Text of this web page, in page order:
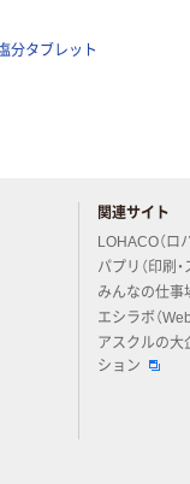
分タブレット
関連サイト
LOHACO（ロ
パプリ（印刷・
みんなの仕事
エシラボ（
アスクルの大
ション